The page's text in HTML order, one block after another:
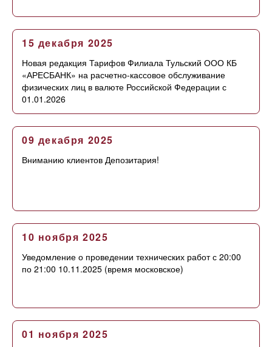
15 декабря 2025
Новая редакция Тарифов Филиала Тульский ООО КБ
«АРЕСБАНК» на расчетно-кассовое обслуживание
физических лиц в валюте Российской Федерации с
01.01.2026
09 декабря 2025
Вниманию клиентов Депозитария!
10 ноября 2025
Уведомление о проведении технических работ с 20:00
по 21:00 10.11.2025 (время московское)
01 ноября 2025